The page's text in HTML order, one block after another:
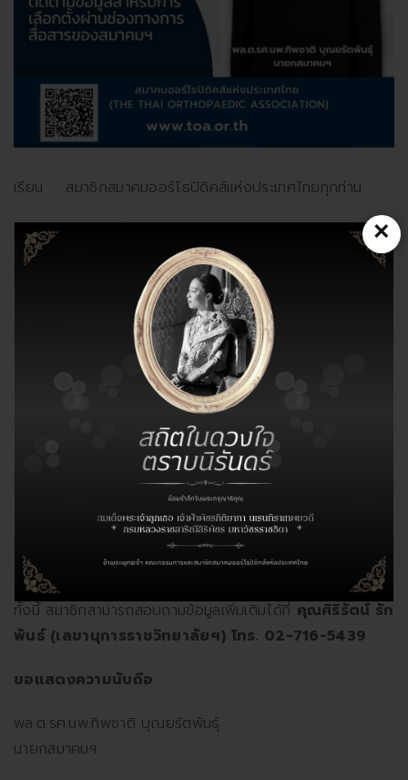
เรียน สมาชิกสมาคมออร์โธปิดิคส์แห่งประเทศไทยทุกท่าน
ผมขอชี้แจ้งข้อมูลที่สำคัญบางประการดังนี้
ในปัจจุบันนี้สมาชิกของราชวิทยาลัยฯ จะเป็นสมาชิกของสมาคมฯ
โดยข้อบังคับอยู่แล้ว ร่วมกับ จุดมุ่งหมายในการดำเนินงานที่
สอดคล้องกันของ 2 องค์กรดังกล่าว และ เพื่อให้เป็นไปตาม
ระเบียบสมาคมฯ ของกระทรวงมหาดไทย
การเลือกตั้งประธานรับเลือกของราชวิทยาลัยฯ ในปีนีจึงมีความ
สำคัญมาก เนื่องจากเป็นการเลือกตั้งของตำแหน่งดังกล่าว ร่วม
กับ ตำแหน่งของนายกสมาคมฯ ในคราวเดียวกัน โดยประธานรับ
เลือกจะดำรงตำแหน่งนายกสมาคมฯร่วมด้วย
ขอเชิญชวนให้สมาชิกติดตามข้อมูลสำหรับการเลือกตั้งดังกล่าว
ผ่านช่องทางการสื่อสารของราชวิทยาลัยฯ และ สมาคมฯ ใน
ลำดับถัดไป
ทั้งนี้ สมาชิกสามารถสอบถามข้อมูลเพิ่มเติมได้ที่ คุณศิริรัตน์ รัก
พันธ์ (เลขานุการราชวิทยาลัยฯ) โทร. 02-716-5439
ขอแสดงความนับถือ
พล.ต.รศ.นพ.ทิพชาติ บุณยรัตพันธุ์
นายกสมาคมฯ
×